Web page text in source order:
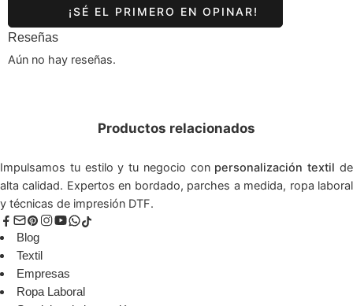
Reseñas
Aún no hay reseñas.
Productos relacionados
Impulsamos tu estilo y tu negocio con personalización textil de
alta calidad. Expertos en bordado, parches a medida, ropa laboral
y técnicas de impresión DTF.
Blog
Textil
Empresas
Ropa Laboral